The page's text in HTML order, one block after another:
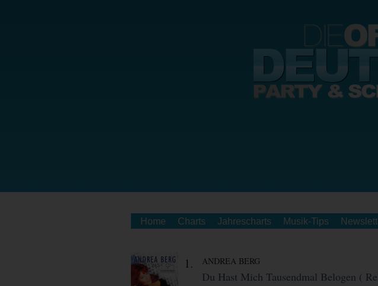
Home Charts Jahrescharts Musik-Tips
1. ANDREA BERG
Du Hast Mich Tausendmal Belogen (